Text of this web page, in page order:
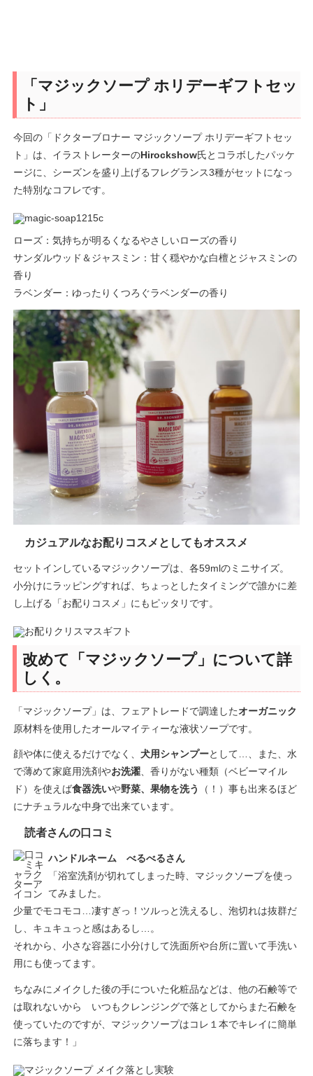
「マジックソープ ホリデーギフトセッ
ト」
今回の「ドクターブロナー マジックソープ ホリデーギフトセッ
ト」は、イラストレーターのHirockshow氏とコラボしたパッケ
ージに、シーズンを盛り上げるフレグランス3種がセットになっ
た特別なコフレです。
ローズ：気持ちが明るくなるやさしいローズの香り
サンダルウッド＆ジャスミン：甘く穏やかな白檀とジャスミンの
香り
ラベンダー：ゆったりくつろぐラベンダーの香り
カジュアルなお配りコスメとしてもオススメ
セットインしているマジックソープは、各59mlのミニサイズ。
小分けにラッピングすれば、ちょっとしたタイミングで誰かに差
し上げる「お配りコスメ」にもピッタリです。
改めて「マジックソープ」について詳
しく。
「マジックソープ」は、フェアトレードで調達したオーガニック
原材料を使用したオールマイティーな液状ソープです。
顔や体に使えるだけでなく、犬用シャンプーとして…、また、水
で薄めて家庭用洗剤やお洗濯 、香りがない種類（ベビーマイル
ド）を使えば食器洗いや野菜、果物を洗う
（！）事も出来るほど
にナチュラルな中身で出来ています。
読者さんの口コミ
ハンドルネーム べるべるさん
「浴室洗剤が切れてしまった時、マジックソープを使っ
てみました。
少量でモコモコ…凄すぎっ！ツルっと洗えるし、泡切れは抜群だ
し、キュキュっと感はあるし…。
それから、小さな容器に小分けして洗面所や台所に置いて手洗い
用にも使ってます。
ちなみにメイクした後の手についた化粧品などは、他の石鹸等で
は取れないから いつもクレンジングで落としてからまた石鹸を
使っていたのですが、マジックソープはコレ１本でキレイに簡単
に落ちます！」